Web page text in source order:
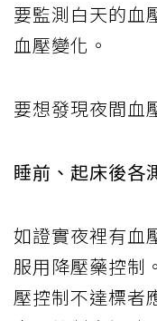
要監測白天的血
血壓變化。
要想發現夜間血
睡前、起床後各
如證實夜裡有血
服用降壓藥控制
壓控制不達標者